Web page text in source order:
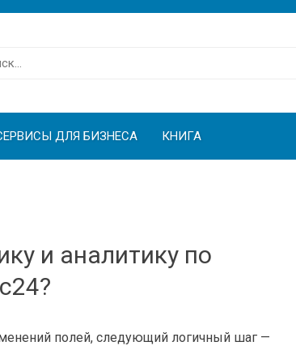
ДЛЯ БИЗНЕСА КНИГА
и аналитику по
полей, следующий логичный шаг —